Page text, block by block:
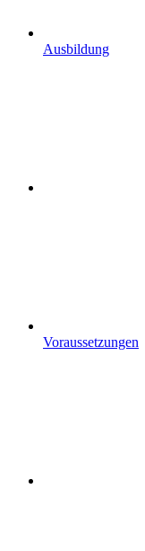
Ausbildung
Voraussetzungen